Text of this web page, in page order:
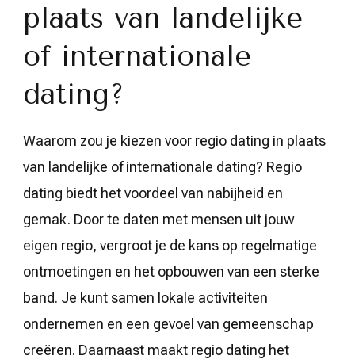
plaats van landelijke
of internationale
dating?
Waarom zou je kiezen voor regio dating in plaats
van landelijke of internationale dating? Regio
dating biedt het voordeel van nabijheid en
gemak. Door te daten met mensen uit jouw
eigen regio, vergroot je de kans op regelmatige
ontmoetingen en het opbouwen van een sterke
band. Je kunt samen lokale activiteiten
ondernemen en een gevoel van gemeenschap
creëren. Daarnaast maakt regio dating het